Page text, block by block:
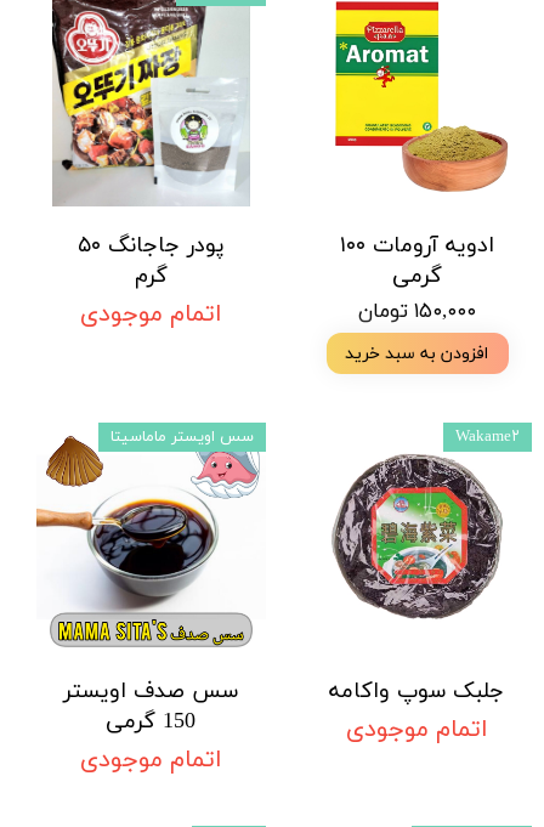
ادویه آرومات ۱۰۰
گرمی
۱۵۰,۰۰۰ تومان
افزودن به سبد خرید
پودر جاجانگ ۵۰
گرم
اتمام موجودی
جلبک سوپ واکامه
اتمام موجودی
Wakame۲
سس صدف اویستر
150 گرمی
اتمام موجودی
سس اویستر ماماسیتا